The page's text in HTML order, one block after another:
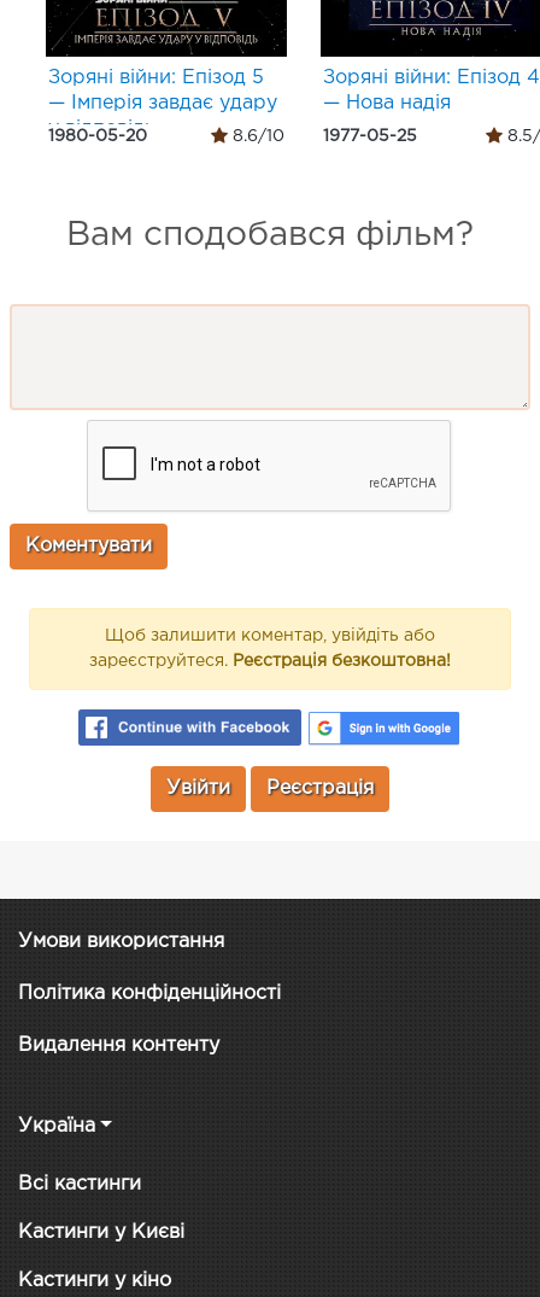
Зоряні війни: Епізод 5
— Імперія завдає удару
у відповідь
1980-05-20 8.6/10
Зоряні війни: Епізод 4
— Нова надія
1977-05-25 8.5/
Вам сподобався фільм?
Щоб залишити коментар, увійдіть або
зареєструйтеся. Реєстрація безкоштовна!
Увійти Реєстрація
Умови використання
Політика конфіденційності
Видалення контенту
Україна
Всі кастинги
Кастинги у Києві
Кастинги у кіно